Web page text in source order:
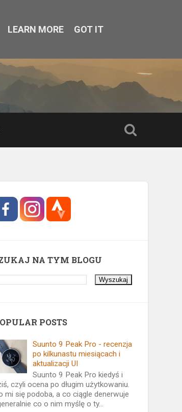
NA TYM BLOGU
POSTS
Suunto 9 Peak Pro - recenzja
po kilkunastu miesiącach i
aktualizacji UI
Suunto 9 Peak Pro kiedyś i
czyli ocena po długim użytkowaniu.
mi się podoba, a co ciągle denerwuje
co o nim myślę o ty...
LEARN MORE GOT IT